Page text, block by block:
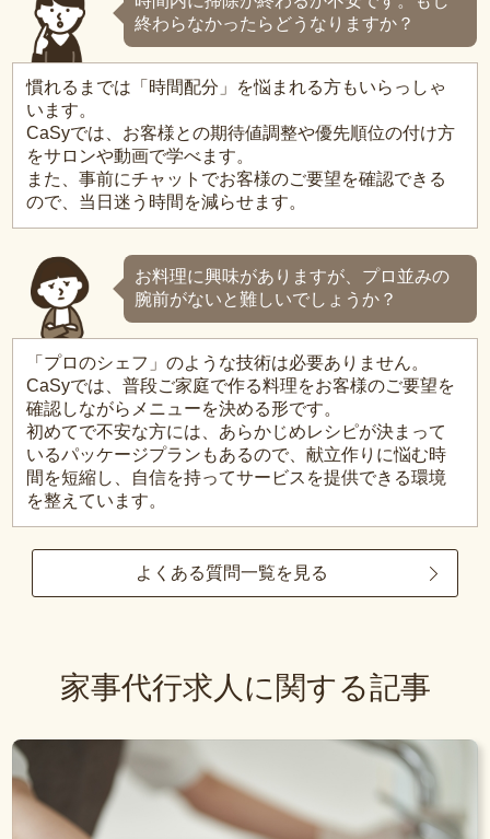
終わらなかったらどうなりますか？
慣れるまでは「時間配分」を悩まれる方もいらっしゃ
います。
CaSyでは、お客様との期待値調整や優先順位の付け方
をサロンや動画で学べます。
また、事前にチャットでお客様のご要望を確認できる
ので、当日迷う時間を減らせます。
お料理に興味がありますが、プロ並みの
腕前がないと難しいでしょうか？
「プロのシェフ」のような技術は必要ありません。
CaSyでは、普段ご家庭で作る料理をお客様のご要望を
確認しながらメニューを決める形です。
初めてで不安な方には、あらかじめレシピが決まって
いるパッケージプランもあるので、献立作りに悩む時
間を短縮し、自信を持ってサービスを提供できる環境
を整えています。
よくある質問一覧を見る
家事代行求人に関する記事